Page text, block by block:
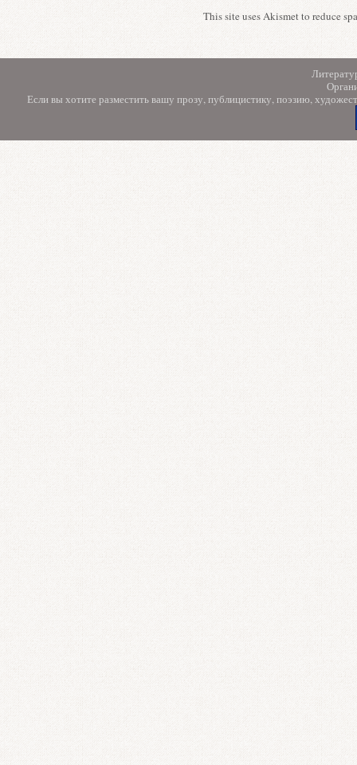
This site uses Akismet to reduce
Если вы хотите разместить вашу прозу, публицистику, поэзию,